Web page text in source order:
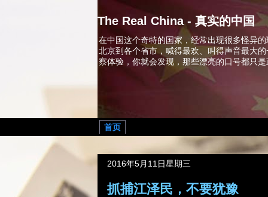
The Real China - 真实的中国
在中国这个奇特的国家，经常出现很多怪异
北京到各个省市，喊得最欢、叫得声音最大
察体验，你就会发现，那些漂亮的口号都只
首页
2016年5月11日星期三
抓捕江泽民，不要犹豫